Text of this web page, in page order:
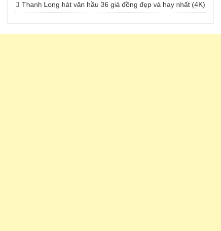
Thanh Long hát văn hầu 36 giá đồng đẹp và hay nhất (4K)